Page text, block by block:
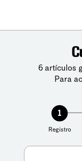
6 artículos
Para
1
Registro